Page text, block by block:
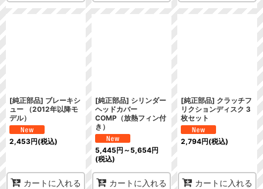
[純正部品] ブレーキシ
ュー （2012年以降モ
デル）
2,453円(税込)
カートに入れる
[純正部品] シリンダー
ヘッドカバー
COMP（放熱フィン付
き）
5,445円 ～5,654円
(税込)
カートに入れる
[純正部品] クラッチフ
リクションディスク 3
枚セット
2,794円(税込)
カートに入れる